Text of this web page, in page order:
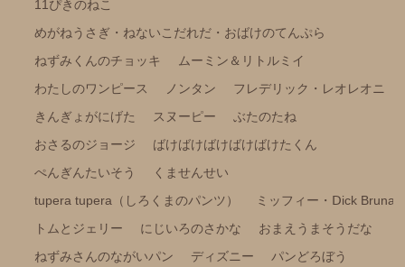
モンチッチ
【その他商品】
【サイズ調整可能商品】
【サイズ展開(大きいサイズの商品)】
【冷感パンツ】
【FILA(スポーツライフスタイルブランド)】
雑貨
11ぴきのねこ
めがねうさぎ・ねないこだれだ・おばけのてんぷら
ねずみくんのチョッキ
ムーミン＆リトルミイ
わたしのワンピース
ノンタン
フレデリック・レオレオニ
きんぎょがにげた
スヌーピー
ぶたのたね
おさるのジョージ
ばけばけばけばけばけたくん
ぺんぎんたいそう
くませんせい
tupera tupera（しろくまのパンツ）
ミッフィー・Ⅾick Bruna
トムとジェリー
にじいろのさかな
おまえうまそうだな
ねずみさんのながいパン
ディズニー
パンどろぼう